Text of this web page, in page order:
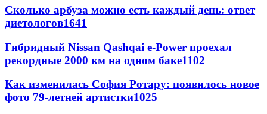
Сколько арбуза можно есть каждый день: ответ
диетологов1641
Гибридный Nissan Qashqai e-Power проехал
рекордные 2000 км на одном баке1102
Как изменилась София Ротару: появилось новое
фото 79-летней артистки1025